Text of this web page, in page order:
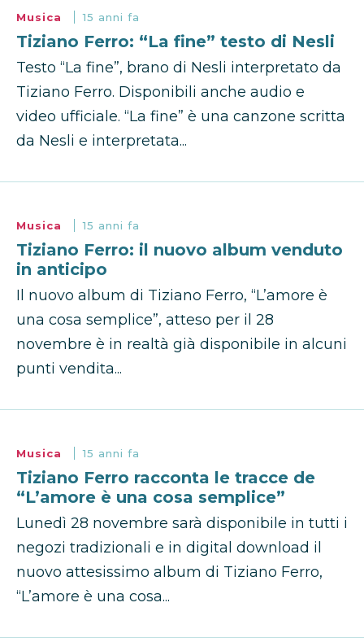
Musica 15 anni fa
Tiziano Ferro: “La fine” testo di Nesli
Testo “La fine”, brano di Nesli interpretato da
Tiziano Ferro. Disponibili anche audio e
video ufficiale. “La fine” è una canzone scritta
da Nesli e interpretata...
Musica 15 anni fa
Tiziano Ferro: il nuovo album venduto
in anticipo
Il nuovo album di Tiziano Ferro, “L’amore è
una cosa semplice”, atteso per il 28
novembre è in realtà già disponibile in alcuni
punti vendita...
Musica 15 anni fa
Tiziano Ferro racconta le tracce de
“L’amore è una cosa semplice”
Lunedì 28 novembre sarà disponibile in tutti i
negozi tradizionali e in digital download il
nuovo attesissimo album di Tiziano Ferro,
“L’amore è una cosa...